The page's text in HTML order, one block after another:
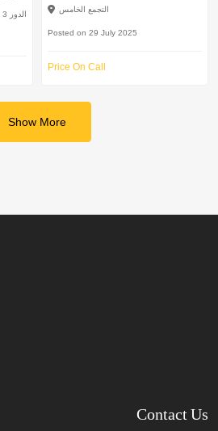
الدور 3
التجمع الخامس
Posted on 29 July 2025
Price On Call
Show More
Contact Us